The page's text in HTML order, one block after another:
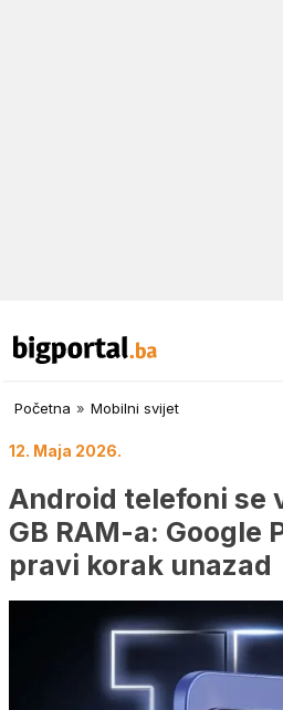
Početna » Mobilni svijet
12. Maja 2026.
Android telefoni se
GB RAM-a: Google
pravi korak unazad